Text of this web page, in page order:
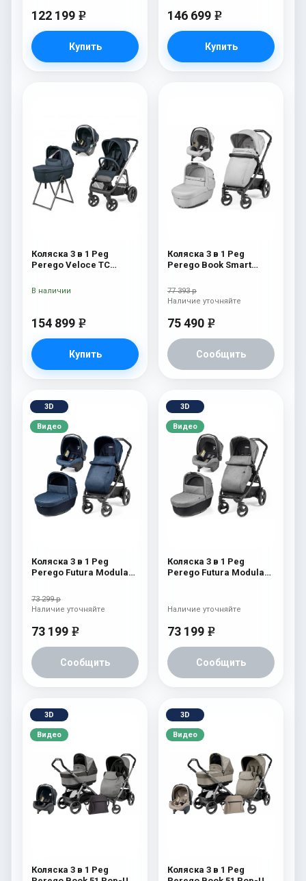
122 199 e
Купить
146 699 e
Купить
Коляска 3 в 1 Peg
Perego Veloce TC
New
154 899 e
Купить
В наличии
Коляска 3 в 1 Peg
Perego Book Smart
77 393 р
75 490 e
Сообщить
Наличие уточняйте
3D
Видео
Коляска 3 в 1 Peg
Perego Futura Modular
73 299 р
73 199 e
Сообщить
Наличие уточняйте
3D
Видео
Коляска 3 в 1 Peg
Perego Futura Modular
73 199 e
Сообщить
Наличие уточняйте
3D
Видео
Коляска 3 в 1 Peg
3D
Видео
Коляска 3 в 1 Peg